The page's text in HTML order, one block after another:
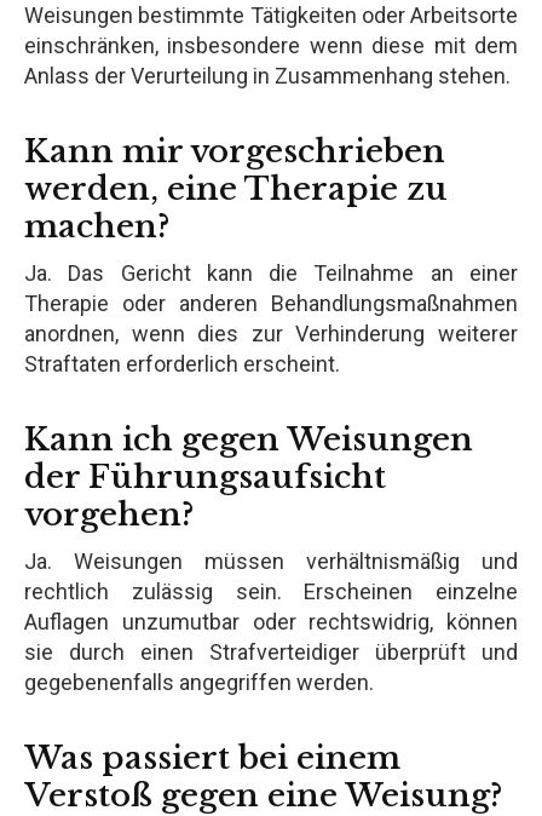
Weisungen bestimmte Tätigkeiten oder Arbeitsorte
einschränken, insbesondere wenn diese mit dem
Anlass der Verurteilung in Zusammenhang stehen.
Kann mir vorgeschrieben
werden, eine Therapie zu
machen?
Ja. Das Gericht kann die Teilnahme an einer
Therapie oder anderen Behandlungsmaßnahmen
anordnen, wenn dies zur Verhinderung weiterer
Straftaten erforderlich erscheint.
Kann ich gegen Weisungen
der Führungsaufsicht
vorgehen?
Ja. Weisungen müssen verhältnismäßig und
rechtlich zulässig sein. Erscheinen einzelne
Auflagen unzumutbar oder rechtswidrig, können
sie durch einen Strafverteidiger überprüft und
gegebenenfalls angegriffen werden.
Was passiert bei einem
Verstoß gegen eine Weisung?